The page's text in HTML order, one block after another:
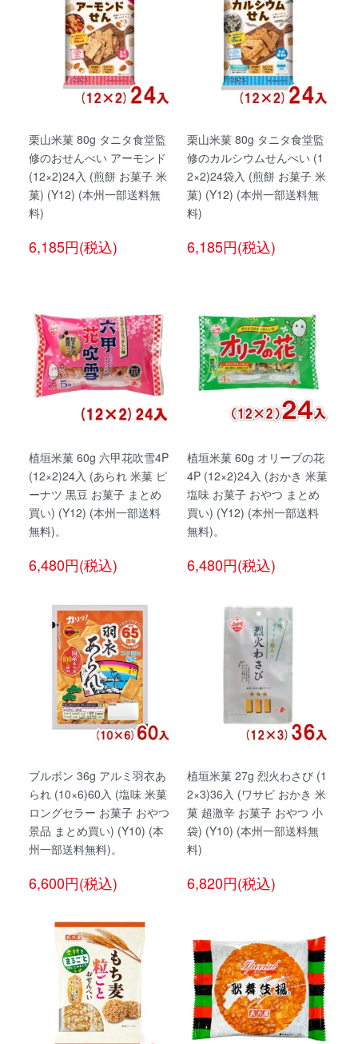
栗山米菓 80g タニタ食堂監
修のおせんべい アーモンド
(12×2)24入 (煎餅 お菓子 米
菓) (Y12) (本州一部送料無
料)
6,185円(税込)
栗山米菓 80g タニタ食堂監
修のカルシウムせんべい (1
2×2)24袋入 (煎餅 お菓子 米
菓) (Y12) (本州一部送料無
料)
6,185円(税込)
植垣米菓 60g 六甲花吹雪4P
(12×2)24入 (あられ 米菓 ピ
ーナツ 黒豆 お菓子 まとめ
買い) (Y12) (本州一部送料
無料)。
6,480円(税込)
植垣米菓 60g オリーブの花
4P (12×2)24入 (おかき 米菓
塩味 お菓子 おやつ まとめ
買い) (Y12) (本州一部送料
無料)。
6,480円(税込)
ブルボン 36g アルミ羽衣あ
られ (10×6)60入 (塩味 米菓
ロングセラー お菓子 おやつ
景品 まとめ買い) (Y10) (本
州一部送料無料)。
6,600円(税込)
植垣米菓 27g 烈火わさび (1
2×3)36入 (ワサビ おかき 米
菓 超激辛 お菓子 おやつ 小
袋) (Y10) (本州一部送料無
料)
6,820円(税込)